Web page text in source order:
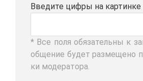
Вве­ди­те циф­ры на кар­тин­ке
* Все по­ля обя­за­тель­ны к
об­ще­ние бу­дет раз­ме­ще­но
ки мо­де­ра­то­ра.